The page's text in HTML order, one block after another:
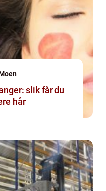
slik får du
hår